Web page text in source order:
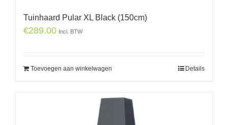
Tuinhaard Pular XL Black (150cm)
€289.00 Incl. BTW
Toevoegen aan winkelwagen Details